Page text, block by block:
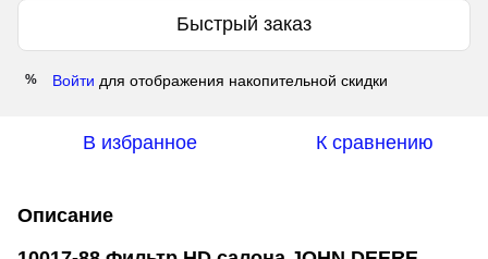
Быстрый заказ
% Войти для отображения накопительной скидки
В избранное К сравнению
Описание